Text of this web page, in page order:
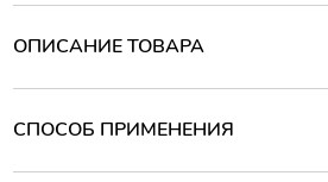
ОПИСАНИЕ ТОВАРА
Тканевая маска с отбеливающим
и успокаивает, моментально снимая
воспаления. Активные ингредиенты:
СПОСОБ ПРИМЕНЕНИЯ
Способ применения: